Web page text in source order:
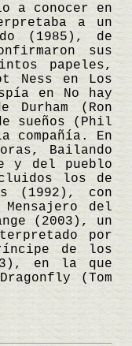
a conocer en
a un
(1985), de
sus
papeles,
Ness en Los
en No hay
(Ron
sueños (Phil
compañía. En
Bailando
y del pueblo
los de
(1992), con
del
(2003), un
por
de los
en la que
(Tom